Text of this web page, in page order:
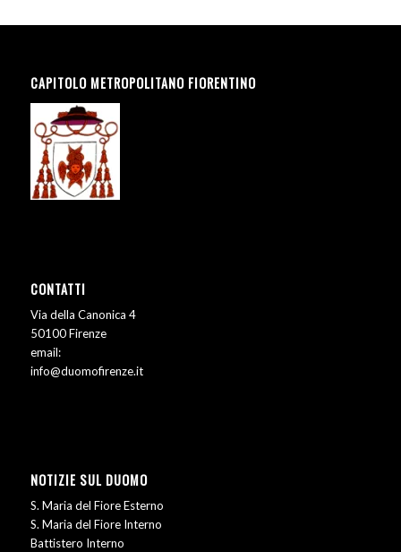
CAPITOLO METROPOLITANO FIORENTINO
CONTATTI
Via della Canonica 4
50100 Firenze
email:
info@duomofirenze.it
NOTIZIE SUL DUOMO
S. Maria del Fiore Esterno
S. Maria del Fiore Interno
Battistero Interno